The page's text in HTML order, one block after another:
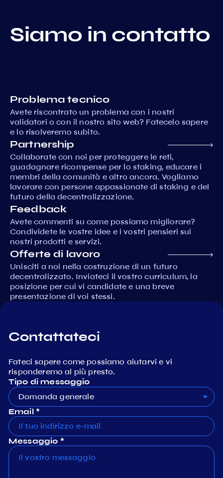
Siamo in contatto
Problema tecnico
Avete riscontrato un problema con i nostri
validatori o con il nostro sito web? Fatecelo sapere
e lo risolveremo subito.
Partnership
Collaborate con noi per proteggere le reti,
guadagnare ricompense per lo staking, educare i
membri della comunità e altro ancora. Vogliamo
lavorare con persone appassionate di staking e del
futuro della decentralizzazione.
Feedback
Avete commenti su come possiamo migliorare?
Condividete le vostre idee e i vostri pensieri sui
nostri prodotti e servizi.
Offerte di lavoro
Unisciti a noi nella costruzione di un futuro
decentralizzato. Inviateci il vostro curriculum, la
posizione per cui vi candidate e una breve
presentazione di voi stessi.
Contattateci
Fateci sapere come possiamo aiutarvi e vi
risponderemo al più presto.
Tipo di messaggio
Domanda generale
Email *
Messaggio *